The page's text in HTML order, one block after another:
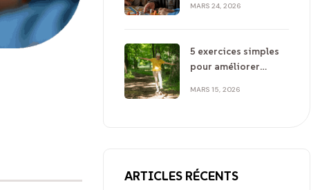
MARS 24, 2026
5 exercices simples
pour améliorer
seniors
MARS 15, 2026
ARTICLES RÉCENTS